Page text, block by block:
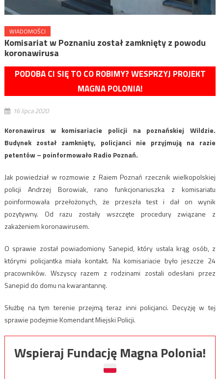
WIADOMOŚCI
Komisariat w Poznaniu został zamknięty z powodu
koronawirusa
PODOBA CI SIĘ TO CO ROBIMY? WESPRZYJ PROJEKT
MAGNA POLONIA!
16 lipca 2020
Koronawirus w komisariacie policji na poznańskiej Wildzie.
Budynek został zamknięty, policjanci nie przyjmują na razie
petentów – poinformowało Radio Poznań.
Jak powiedział w rozmowie z Raiem Poznań rzecznik wielkopolskiej
policji Andrzej Borowiak, rano funkcjonariuszka z komisariatu
poinformowała przełożonych, że przeszła test i dał on wynik
pozytywny. Od razu zostały wszczęte procedury związane z
zakażeniem koronawirusem.
O sprawie został powiadomiony Sanepid, który ustala krąg osób, z
którymi policjantka miała kontakt. Na komisariacie było jeszcze 24
pracowników. Wszyscy razem z rodzinami zostali odesłani przez
Sanepid do domu na kwarantannę.
Służbę na tym terenie przejmą teraz inni policjanci. Decyzję w tej
sprawie podejmie Komendant Miejski Policji.
Wspieraj Fundację Magna Polonia!